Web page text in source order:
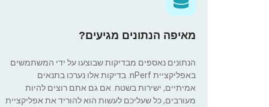
מאיפה הנתונים מגיעים?
הנתונים נאספים מבדיקות שבוצעו על ידי המשתמשים
באפליקציית nPerf. בדיקות אלו נערכו בתנאים
אמיתיים, ישירות בשטח. אם גם אתם רוצים להיות
מעורבים, כל שעליכם לעשות הוא להוריד את אפליקציית